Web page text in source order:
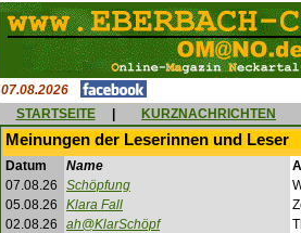
07.08.2026
STARTSEITE
KURZNACHRICHTEN
Meinungen der Leserinnen und Leser
Datum Name
07.08.26
Schöpfung
05.08.26
Klara Fall
02.08.26
ah@KlarSchöpf